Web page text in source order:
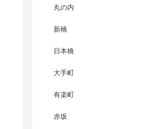
丸の内
新橋
日本橋
大手町
有楽町
赤坂